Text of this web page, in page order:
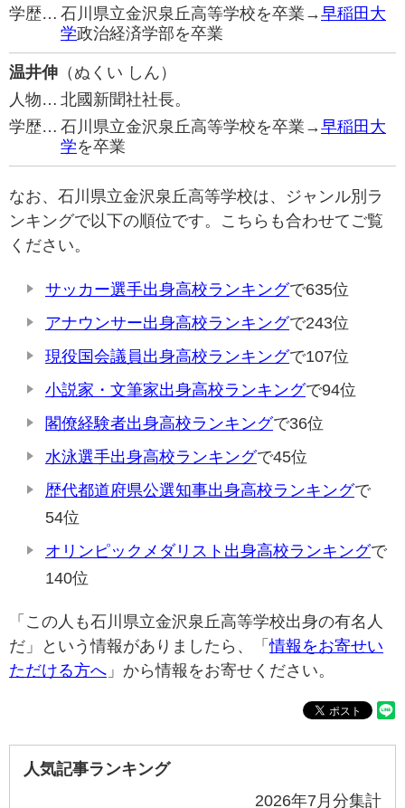
学歴… 石川県立金沢泉丘高等学校を卒業→早稲田大
学政治経済学部を卒業
温井伸 （ぬくい しん）
人物… 北國新聞社社長。
学歴… 石川県立金沢泉丘高等学校を卒業→早稲田大
学を卒業
なお、石川県立金沢泉丘高等学校は、ジャンル別ラ
ンキングで以下の順位です。こちらも合わせてご覧
ください。
サッカー選手出身高校ランキングで635位
アナウンサー出身高校ランキングで243位
現役国会議員出身高校ランキングで107位
小説家・文筆家出身高校ランキングで94位
閣僚経験者出身高校ランキングで36位
水泳選手出身高校ランキングで45位
歴代都道府県公選知事出身高校ランキングで
54位
オリンピックメダリスト出身高校ランキングで
140位
「この人も石川県立金沢泉丘高等学校出身の有名人
だ」という情報がありましたら、「情報をお寄せい
ただける方へ 」から情報をお寄せください。
人気記事ランキング
2026年7月分集計